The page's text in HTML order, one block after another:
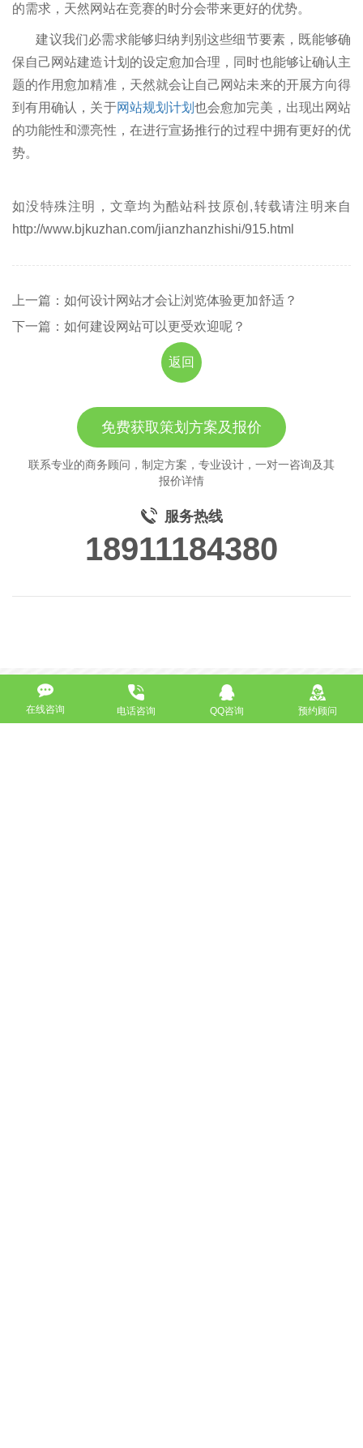
的需求，天然网站在竞赛的时分会带来更好的优势。
建议我们必需求能够归纳判别这些细节要素，既能够确
保自己网站建造计划的设定愈加合理，同时也能够让确认主
题的作用愈加精准，天然就会让自己网站未来的开展方向得
到有用确认，关于网站规划计划也会愈加完美，出现出网站
的功能性和漂亮性，在进行宣扬推行的过程中拥有更好的优
势。
如没特殊注明，文章均为酷站科技原创,转载请注明来自
http://www.bjkuzhan.com/jianzhanzhishi/915.html
上一篇：如何设计网站才会让浏览体验更加舒适？
下一篇：如何建设网站可以更受欢迎呢？
返回
免费获取策划方案及报价
联系专业的商务顾问，制定方案，专业设计，一对一咨询及其
报价详情
服务热线
18911184380
高端网站定制 响应式网站
在线咨询 电话咨询 QQ咨询 预约顾问